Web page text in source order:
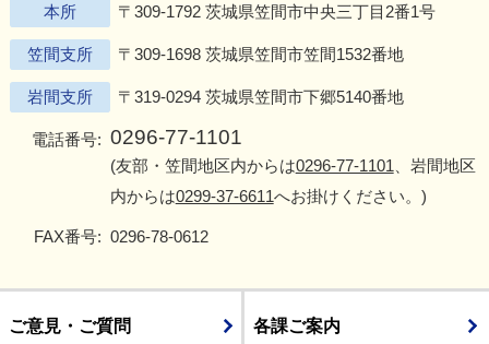
本所 〒309-1792 茨城県笠間市中央三丁目2番1号
笠間支所 〒309-1698 茨城県笠間市笠間1532番地
岩間支所 〒319-0294 茨城県笠間市下郷5140番地
電話番号: 0296-77-1101
(友部・笠間地区内からは0296-77-1101 、岩間地区
内からは0299-37-6611へお掛けください。)
FAX番号: 0296-78-0612
ご意見・ご質問 各課ご案内